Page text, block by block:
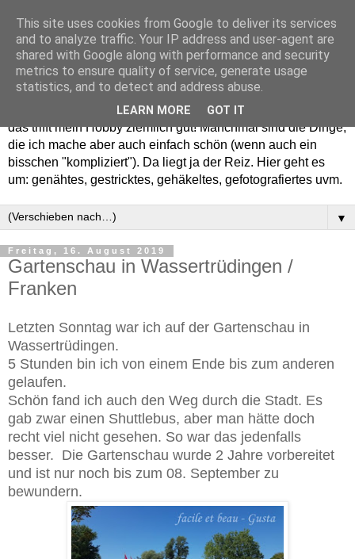
Willkommen in meinem "Wohnzimmer". Einfach und schön -
das trifft mein Hobby ziemlich gut! Manchmal sind die Dinge,
die ich mache aber auch einfach schön (wenn auch ein
bisschen "kompliziert"). Da liegt ja der Reiz. Hier geht es
um: genähtes, gestricktes, gehäkeltes, gefotografiertes uvm.
▼
Freitag, 16. August 2019
Gartenschau in Wassertrüdingen /
Franken
Letzten Sonntag war ich auf der Gartenschau in
Wassertrüdingen.
5 Stunden bin ich von einem Ende bis zum anderen
gelaufen.
Schön fand ich auch den Weg durch die Stadt. Es
gab zwar einen Shuttlebus, aber man hätte doch
recht viel nicht gesehen. So war das jedenfalls
besser. Die Gartenschau wurde 2 Jahre vorbereitet
und ist nur noch bis zum 08. September zu
bewundern.
This site uses cookies from Google to deliver its services
and to analyze traffic. Your IP address and user-agent are
shared with Google along with performance and security
metrics to ensure quality of service, generate usage
statistics, and to detect and address abuse.
LEARN MORE GOT IT